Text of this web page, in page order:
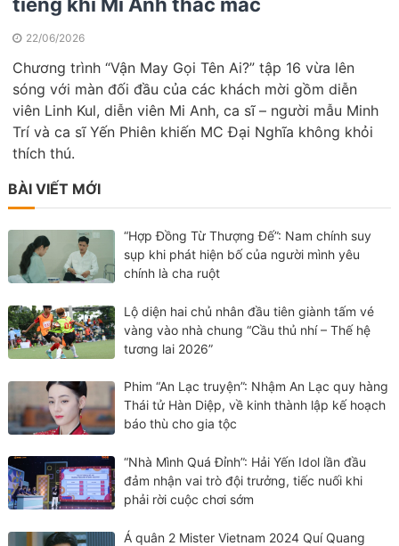
22/06/2026
Chương trình “Vận May Gọi Tên Ai?” tập 16 vừa lên
sóng với màn đối đầu của các khách mời gồm diễn
viên Linh Kul, diễn viên Mi Anh, ca sĩ – người mẫu Minh
Trí và ca sĩ Yến Phiên khiến MC Đại Nghĩa không khỏi
thích thú.
BÀI VIẾT MỚI
“Hợp Đồng Từ Thượng Đế”: Nam chính suy
sụp khi phát hiện bố của người mình yêu
chính là cha ruột
Lộ diện hai chủ nhân đầu tiên giành tấm vé
vàng vào nhà chung “Cầu thủ nhí – Thế hệ
tương lai 2026”
Phim “An Lạc truyện”: Nhậm An Lạc quy hàng
Thái tử Hàn Diệp, về kinh thành lập kế hoạch
báo thù cho gia tộc
“Nhà Mình Quá Đỉnh”: Hải Yến Idol lần đầu
đảm nhận vai trò đội trưởng, tiếc nuối khi
phải rời cuộc chơi sớm
Á quân 2 Mister Vietnam 2024 Quí Quang